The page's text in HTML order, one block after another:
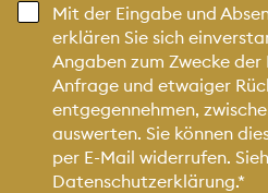
Mit der Eingabe und
erklären Sie sich
Angaben zum Zwecke
Anfrage und etwaiger
entgegennehmen,
auswerten. Sie können
per E-Mail widerrufen.
Datenschutzerklärung.